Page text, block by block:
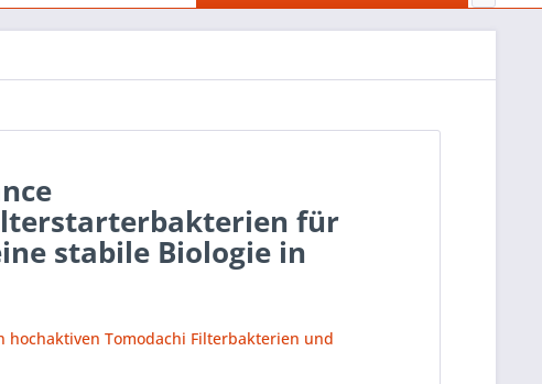
für
stabile Biologie in
hochaktiven Tomodachi Filterbakterien und